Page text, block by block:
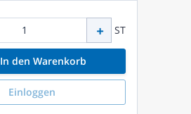
ST
In den Warenkorb
Einloggen